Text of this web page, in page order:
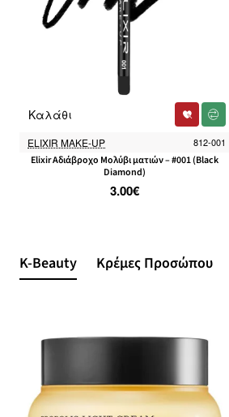
ELIXIR MAKE-UP 812-001
Elixir Αδιάβροχο Μολύβι ματιών – #001 (Black
Diamond)
3.00€
Καλάθι
K-Beauty Κρέμες Προσώπου